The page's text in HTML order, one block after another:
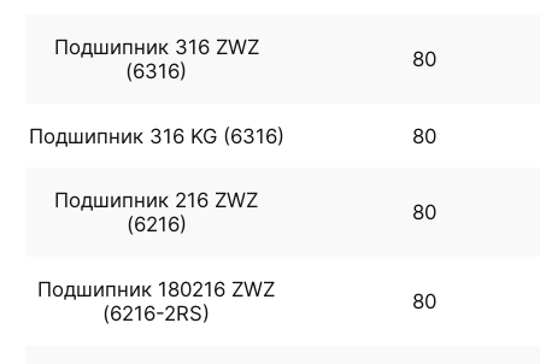
Подшипник 316 ZWZ
(6316)
80
Подшипник 316 KG (6316) 80
Подшипник 216 ZWZ
(6216)
80
Подшипник 180216 ZWZ
(6216-2RS)
80